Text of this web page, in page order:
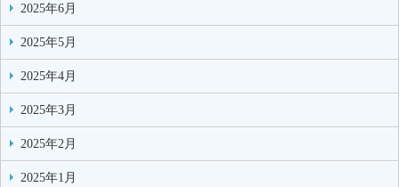
2025年6月
2025年5月
2025年4月
2025年3月
2025年2月
2025年1月